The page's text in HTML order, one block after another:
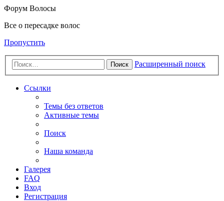
Форум Волосы
Все о пересадке волос
Пропустить
Поиск Расширенный поиск
Ссылки
Темы без ответов
Активные темы
Поиск
Наша команда
Галерея
FAQ
Вход
Регистрация